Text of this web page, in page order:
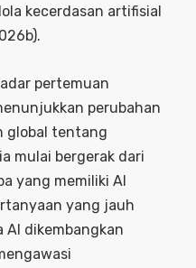
kecerdasan artifisial
pertemuan
perubahan
global tentang
mulai bergerak dari
yang memiliki AI
yang jauh
AI dikembangkan